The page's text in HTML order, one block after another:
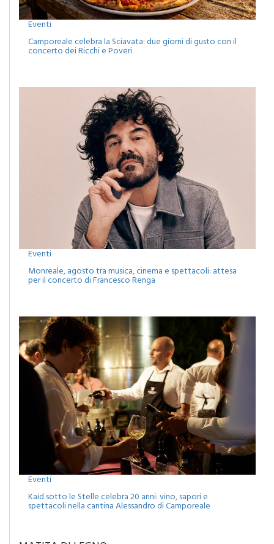
Eventi
Camporeale celebra la Sciavata: due giorni di gusto con il
concerto dei Ricchi e Poveri
Monreale, agosto tra musica, cinema e spettacoli: attesa
per il concerto di Francesco Renga
Kaid sotto le Stelle celebra 20 anni: vino, sapori e
spettacoli nella cantina Alessandro di Camporeale